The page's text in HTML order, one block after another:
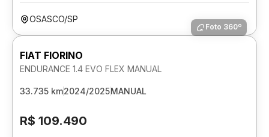
OSASCO/SP
Foto 360º
FIAT FIORINO
ENDURANCE 1.4 EVO FLEX MANUAL
33.735 km2024/2025MANUAL
R$ 109.490